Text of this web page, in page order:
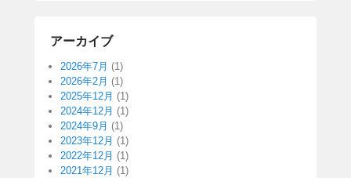
アーカイブ
2026年7月 (1)
2026年2月 (1)
2025年12月 (1)
2024年12月 (1)
2024年9月 (1)
2023年12月 (1)
2022年12月 (1)
2021年12月 (1)